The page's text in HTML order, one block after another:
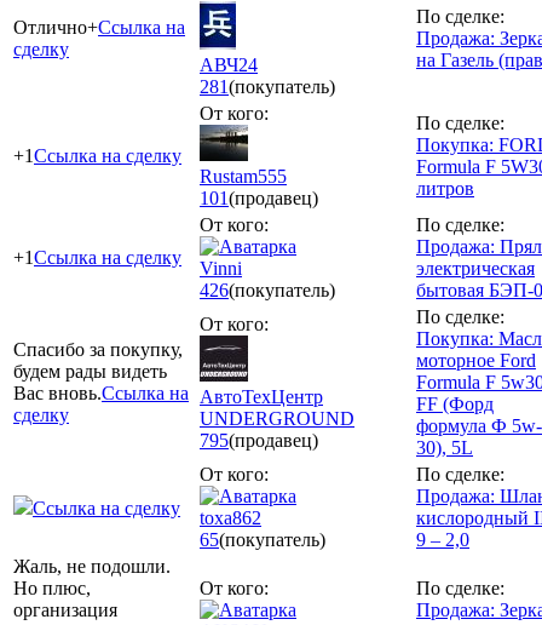
Отлично+Ссылка на
сделку
АВЧ24
281(покупатель)
По сделке:
Продажа:
на Газель
+1Ссылка на сделку
От кого:
Rustam555
101(продавец)
По сделке:
Покупка:
Formula F
литров
+1Ссылка на сделку
От кого:
Vinni
426(покупатель)
По сделке:
Продажа:
электрическая
бытовая БЭП-
Спасибо за покупку,
будем рады видеть
Вас вновь.Ссылка на
сделку
От кого:
АвтоТехЦентр
UNDERGROUND
795(продавец)
По сделке:
Покупка:
моторное Ford
Formula F
FF (Форд
формула Ф 5w-
30), 5L
Ссылка на сделку
От кого:
toxa862
65(покупатель)
По сделке:
Продажа:
кислородный
9 – 2,0
Жаль, не подошли.
Но плюс,
организация
От кого:
По сделке:
Продажа: